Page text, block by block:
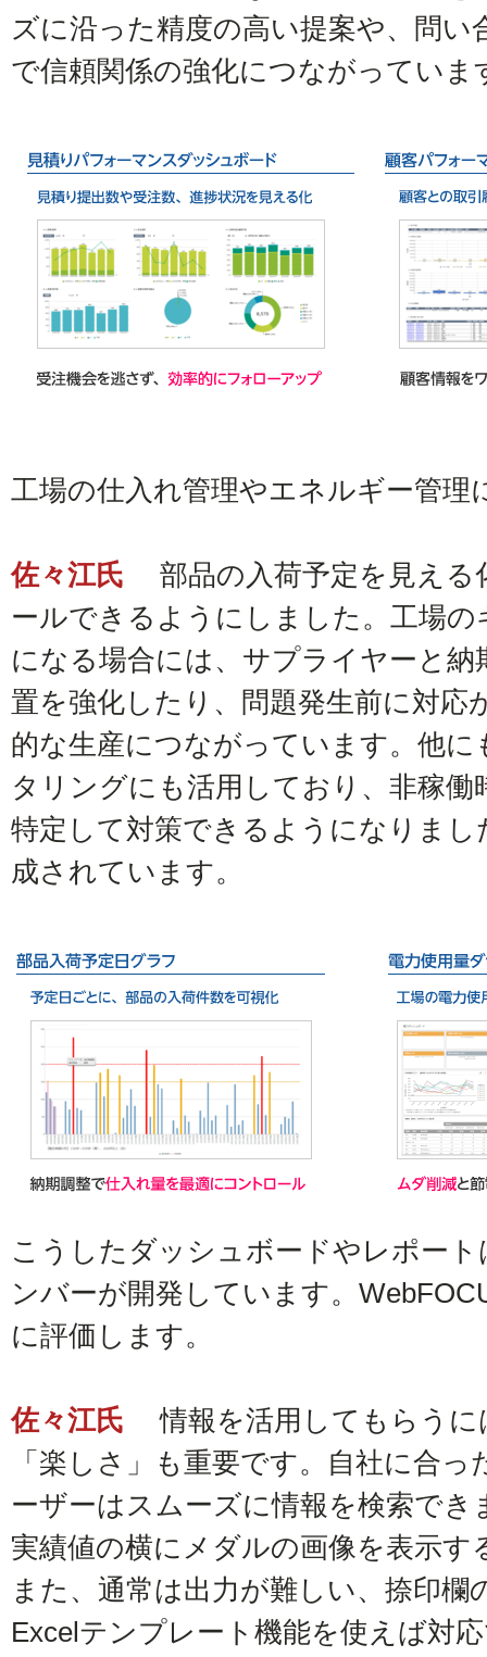
ズに沿った精度の高い提案や、問
で信頼関係の強化につながっていま
工場の仕入れ管理やエネルギー管理
佐々江氏 部品の入荷予定を見え
ールできるようにしました。工場
になる場合には、サプライヤーと
置を強化したり、問題発生前に対応
的な生産につながっています。他
タリングにも活用しており、非稼
特定して対策できるようになりまし
成されています。
こうしたダッシュボードやレポー
ンバーが開発しています。
に評価します。
佐々江氏
情報を活用してもらう
「楽しさ」も重要です。自社に合
ーザーはスムーズに情報を検索で
実績値の横にメダルの画像を表示
また、通常は出力が難しい、捺印
Excelテンプレート機能を使えば対